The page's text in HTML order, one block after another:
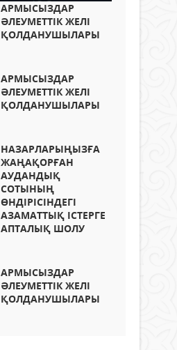
АРМЫСЫЗДАР
ӘЛЕУМЕТТІК ЖЕЛІ
ҚОЛДАНУШЫЛАРЫ
АРМЫСЫЗДАР
ӘЛЕУМЕТТІК ЖЕЛІ
ҚОЛДАНУШЫЛАРЫ
НАЗАРЛАРЫҢЫЗҒА
ЖАҢАҚОРҒАН
АУДАНДЫҚ
СОТЫНЫҢ
ӨНДІРІСІНДЕГІ
АЗАМАТТЫҚ ІСТЕРГЕ
АПТАЛЫҚ ШОЛУ
АРМЫСЫЗДАР
ӘЛЕУМЕТТІК ЖЕЛІ
ҚОЛДАНУШЫЛАРЫ